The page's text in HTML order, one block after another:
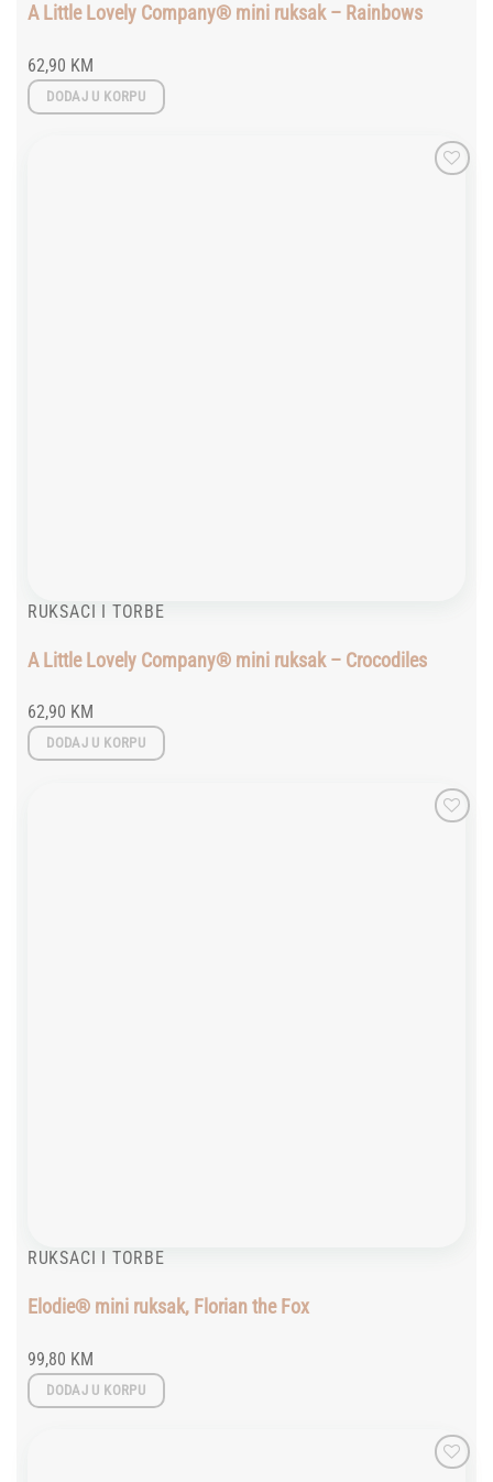
A Little Lovely Company® mini ruksak – Rainbows
62,90 KM
DODAJ U KORPU
RUKSACI I TORBE
A Little Lovely Company® mini ruksak – Crocodiles
62,90 KM
DODAJ U KORPU
RUKSACI I TORBE
Elodie® mini ruksak, Florian the Fox
99,80 KM
DODAJ U KORPU